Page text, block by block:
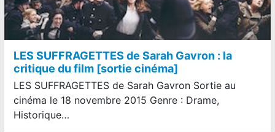
LES SUFFRAGETTES de Sarah Gavron : la
critique du film [sortie cinéma]
LES SUFFRAGETTES de Sarah Gavron Sortie au
cinéma le 18 novembre 2015 Genre : Drame,
Historique…